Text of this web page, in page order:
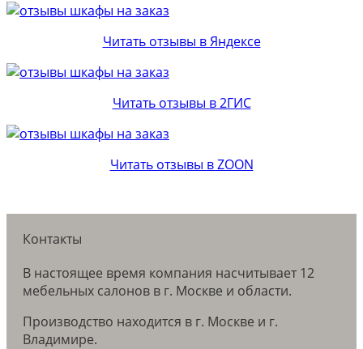
Читать отзывы в Яндексе
Читать отзывы в 2ГИС
Читать отзывы в ZOON
Контакты
В настоящее время компания насчитывает 12
мебельных салонов в г. Москве и области.
Производство находится в г. Москве и г.
Владимире.